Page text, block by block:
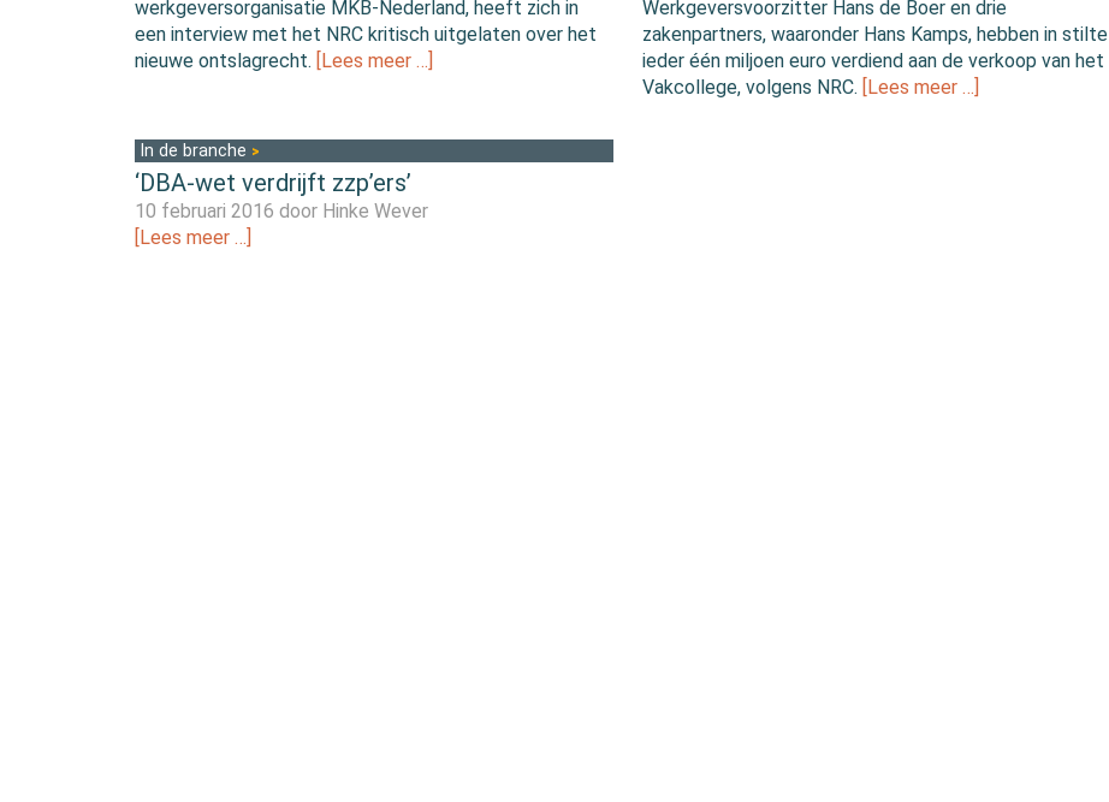
werkgeversorganisatie MKB-Nederland, heeft zich in
een interview met het NRC kritisch uitgelaten over het
nieuwe ontslagrecht. [Lees meer …]
Werkgeversvoorzitter Hans de Boer en drie
zakenpartners, waaronder Hans Kamps, hebben in stilte
ieder één miljoen euro verdiend aan de verkoop van het
Vakcollege, volgens NRC. [Lees meer …]
In de branche
‘DBA-wet verdrijft zzp’ers’
10 februari 2016 door Hinke Wever
[Lees meer …]